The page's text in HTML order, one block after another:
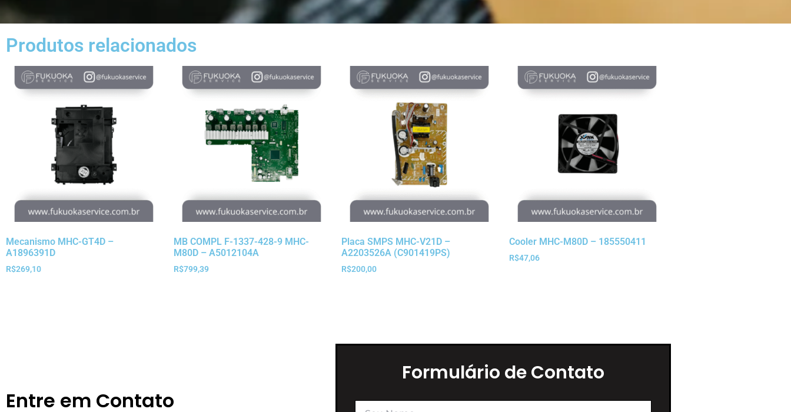
Produtos relacionados
Mecanismo MHC-GT4D –
A1896391D
R$269,10
MB COMPL F-1337-428-9 MHC-
M80D – A5012104A
R$799,39
Placa SMPS MHC-V21D –
A2203526A (C901419PS)
R$200,00
Cooler MHC-M80D – 185550411
R$47,06
Entre em Contato
Formulário de Contato